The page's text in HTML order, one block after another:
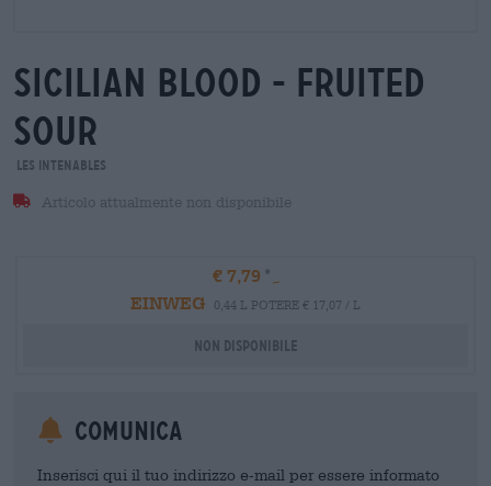
sicilian blood - fruited
sour
Les Intenables
Articolo attualmente non disponibile
€ 7,79
EINWEG
0,44 L POTERE € 17,07 / L
Non disponibile
Comunica
Inserisci qui il tuo indirizzo e-mail per essere informato